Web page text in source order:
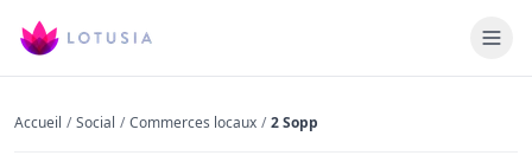
Accueil / Social / Commerces locaux / 2 Sopp